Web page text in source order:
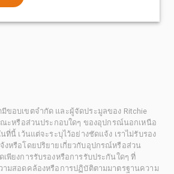
ขอบเขตจำกัด และผู้จัดประมูลของ Ritchie
ะหรือส่วนประกอบใดๆ ของอุปกรณ์นอกเหนือ
ที่นี้ เว้นแต่จะระบุไว้อย่างชัดแจ้ง เราไม่รับรอง
งหรือโดยปริยายเกี่ยวกับอุปกรณ์หรือส่วน
พียงการรับรองหรือการรับประกันใดๆ ที่
ามสอดคล้องหรือการปฏิบัติตามมาตรฐานความ